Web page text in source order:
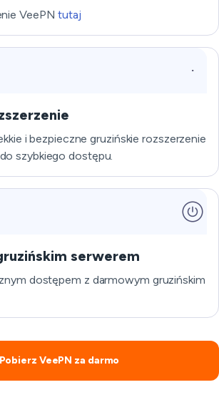
VeePNtutaj
i bezpieczne gruzińskie rozszerzenie
szybkiego dostępu.
serwerem
dostępem z darmowym gruzińskim
Pobierz VeePN za darmo